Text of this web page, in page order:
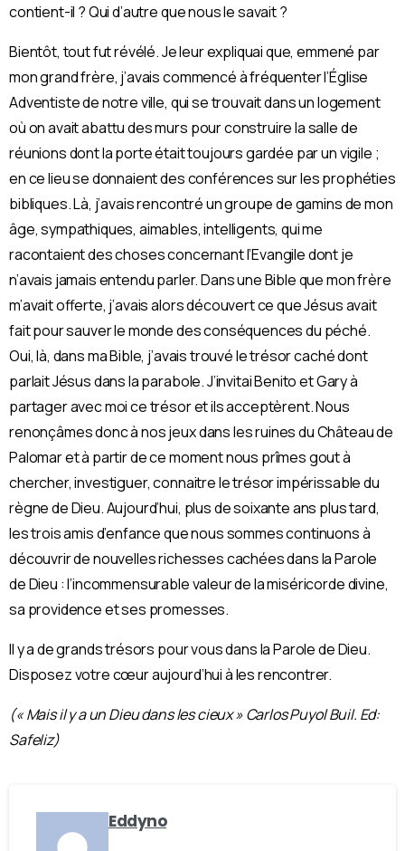
contient-il ? Qui d’autre que nous le savait ?
Bientôt, tout fut révélé. Je leur expliquai que, emmené par
mon grand frère, j’avais commencé à fréquenter l’Église
Adventiste de notre ville, qui se trouvait dans un logement
où on avait abattu des murs pour construire la salle de
réunions dont la porte était toujours gardée par un vigile ;
en ce lieu se donnaient des conférences sur les prophéties
bibliques. Là, j’avais rencontré un groupe de gamins de mon
âge, sympathiques, aimables, intelligents, qui me
racontaient des choses concernant l’Evangile dont je
n’avais jamais entendu parler. Dans une Bible que mon frère
m’avait offerte, j’avais alors découvert ce que Jésus avait
fait pour sauver le monde des conséquences du péché.
Oui, là, dans ma Bible, j’avais trouvé le trésor caché dont
parlait Jésus dans la parabole. J’invitai Benito et Gary à
partager avec moi ce trésor et ils acceptèrent. Nous
renonçâmes donc à nos jeux dans les ruines du Château de
Palomar et à partir de ce moment nous prîmes gout à
chercher, investiguer, connaitre le trésor impérissable du
règne de Dieu. Aujourd’hui, plus de soixante ans plus tard,
les trois amis d’enfance que nous sommes continuons à
découvrir de nouvelles richesses cachées dans la Parole
de Dieu : l’incommensurable valeur de la miséricorde divine,
sa providence et ses promesses.
Il y a de grands trésors pour vous dans la Parole de Dieu.
Disposez votre cœur aujourd’hui à les rencontrer.
(« Mais il y a un Dieu dans les cieux » Carlos Puyol Buil. Ed:
Safeliz)
Eddyno